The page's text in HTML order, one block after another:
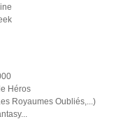
Héros
Royaumes Oubliés,...)